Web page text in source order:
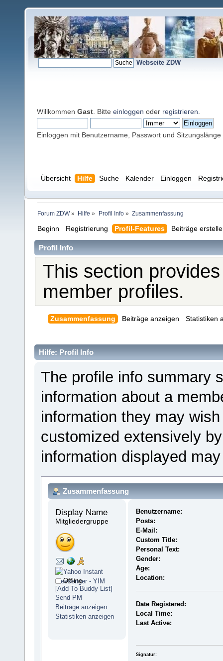
Webseite ZDW
Willkommen Gast . Bitte einloggen oder registrieren
Einloggen mit Benutzername, Passwort und Sitzungslänge
Übersicht Hilfe Suche Kalender Einloggen
Forum ZDW» Hilfe » Profil Info» Zusammenfassung
Beginn Registrierung Profil-Features Beiträge
Profil Info
This section
member profiles.
Zusammenfassung Beiträge anzeigen Statistiken
Hilfe: Profil Info
The profile info summary
information about a
information they may
customized extensively
information displayed
Zusammenfassung
Display Name
Mitgliedergruppe
Offline
[Add To Buddy List]
Send PM
Beiträge anzeigen
Statistiken anzeigen
Benutzername:
Posts:
E-Mail:
Custom Title:
Personal Text:
Gender:
Age:
Location:
Date Registered:
Local Time:
Last Active:
Signatur: